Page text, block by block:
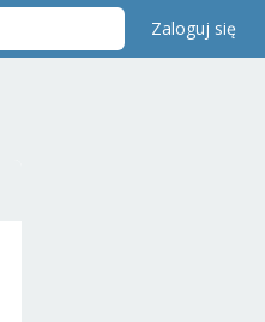
Zaloguj się